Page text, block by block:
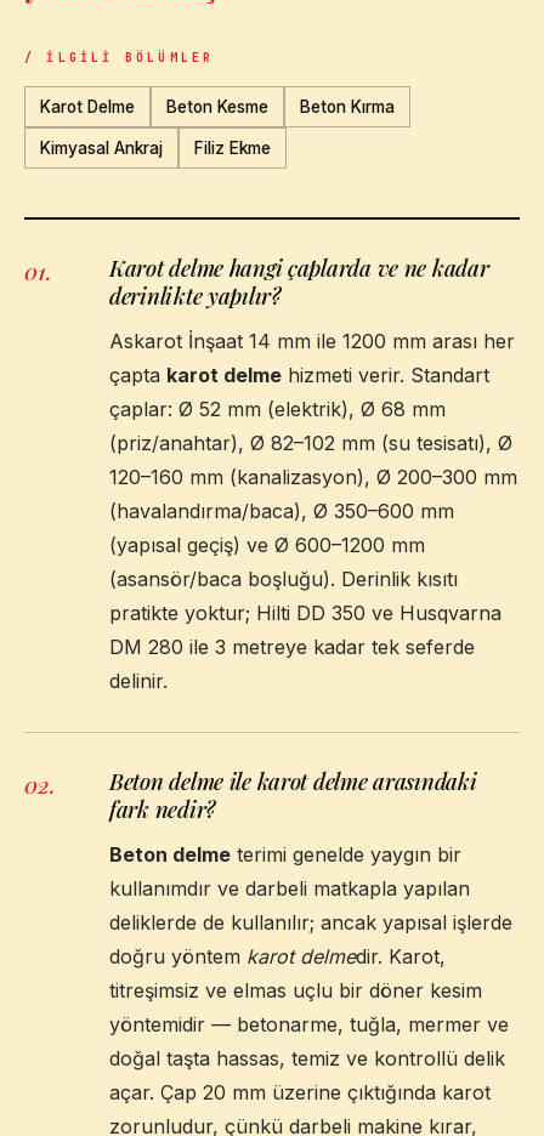
/ İLGILI BÖLÜMLER
Karot Delme Beton Kesme Beton Kırma
Kimyasal Ankraj Filiz Ekme
01.
Karot delme hangi çaplarda ve ne kadar
derinlikte yapılır?
Askarot İnşaat 14 mm ile 1200 mm arası her
çapta karot delme hizmeti verir. Standart
çaplar: Ø 52 mm (elektrik), Ø 68 mm
(priz/anahtar), Ø 82–102 mm (su tesisatı), Ø
120–160 mm (kanalizasyon), Ø 200–300 mm
(havalandırma/baca), Ø 350–600 mm
(yapısal geçiş) ve Ø 600–1200 mm
(asansör/baca boşluğu). Derinlik kısıtı
pratikte yoktur; Hilti DD 350 ve Husqvarna
DM 280 ile 3 metreye kadar tek seferde
delinir.
02.
Beton delme ile karot delme arasındaki
fark nedir?
Beton delme terimi genelde yaygın bir
kullanımdır ve darbeli matkapla yapılan
deliklerde de kullanılır; ancak yapısal işlerde
doğru yöntem karot delmedir. Karot,
titreşimsiz ve elmas uçlu bir döner kesim
yöntemidir — betonarme, tuğla, mermer ve
doğal taşta hassas, temiz ve kontrollü delik
açar. Çap 20 mm üzerine çıktığında karot
zorunludur, çünkü darbeli makine kırar,